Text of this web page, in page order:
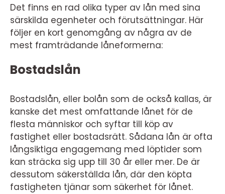
Det finns en rad olika typer av lån med sina
särskilda egenheter och förutsättningar. Här
följer en kort genomgång av några av de
mest framträdande låneformerna:
Bostadslån
Bostadslån, eller bolån som de också kallas, är
kanske det mest omfattande lånet för de
flesta människor och syftar till köp av
fastighet eller bostadsrätt. Sådana lån är ofta
långsiktiga engagemang med löptider som
kan sträcka sig upp till 30 år eller mer. De är
dessutom säkerställda lån, där den köpta
fastigheten tjänar som säkerhet för lånet.